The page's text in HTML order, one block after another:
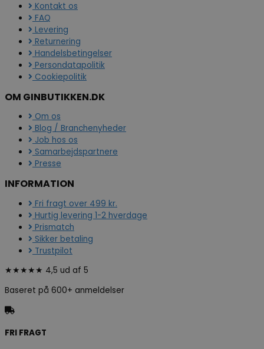
Kontakt os
FAQ
Levering
Returnering
Handelsbetingelser
Persondatapolitik
Cookiepolitik
OM GINBUTIKKEN.DK
Om os
Blog / Branchenyheder
Job hos os
Samarbejdspartnere
Presse
INFORMATION
Fri fragt over 499 kr.
Hurtig levering 1-2 hverdage
Prismatch
Sikker betaling
Trustpilot
★★★★★ 4,5 ud af 5
Baseret på 600+ anmeldelser
FRI FRAGT